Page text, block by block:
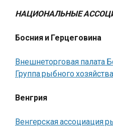
НАЦИОНАЛЬНЫЕ
Босния и Герцеговина
Внешнеторговая палата
Группа рыбного хозяйства
Венгрия
Венгерская ассоциация